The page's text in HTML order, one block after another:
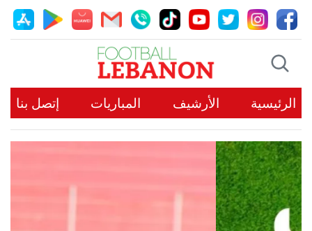
الرئيسية الأرشيف المباريات إتصل بنا